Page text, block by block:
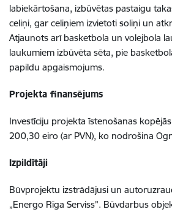
labiekārtošana, izbūvētas pastaigu
celiņi, gar celiņiem izvietoti soliņi un
Atjaunots arī basketbola un volejbola
laukumiem izbūvēta sēta, pie
papildu apgaismojums.
Projekta finansējums
Investīciju projekta īstenošanas
200,30 eiro (ar PVN), ko nodrošina
Izpildītāji
Būvprojektu izstrādājusi un
„Energo Rīga Serviss”. Būvdarbus